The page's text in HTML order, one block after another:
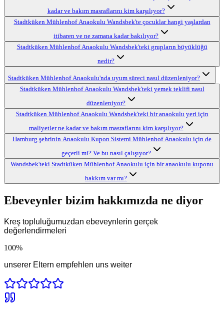
kadar ve bakım masraflarını kim karşılıyor?
Stadtküken Mühlenhof Anaokulu Wandsbek'te çocuklar hangi yaşlardan
itibaren ve ne zamana kadar bakılıyor?
Stadtküken Mühlenhof Anaokulu Wandsbek'teki grupların büyüklüğü
nedir?
Stadtküken Mühlenhof Anaokulu'nda uyum süreci nasıl düzenleniyor?
Stadtküken Mühlenhof Anaokulu Wandsbek'teki yemek teklifi nasıl
düzenleniyor?
Stadtküken Mühlenhof Anaokulu Wandsbek'teki bir anaokulu yeri için
maliyetler ne kadar ve bakım masraflarını kim karşılıyor?
Hamburg şehrinin Anaokulu Kupon Sistemi Mühlenhof Anaokulu için de
geçerli mi? Ve bu nasıl çalışıyor?
Wandsbek'teki Stadtküken Mühlenhof Anaokulu için bir anaokulu kuponu
hakkım var mı?
Ebeveynler bizim hakkımızda ne diyor
Kreş topluluğumuzdan ebeveynlerin gerçek
değerlendirmeleri
100%
unserer Eltern empfehlen uns weiter